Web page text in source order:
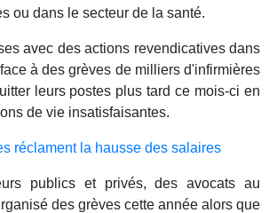
ou dans le secteur de la santé.
avec des actions revendicatives dans
à des grèves de milliers d'infirmières
leurs postes plus tard ce mois-ci en
de vie insatisfaisantes.
réclament la hausse des salaires
publics et privés, des avocats au
des grèves cette année alors que